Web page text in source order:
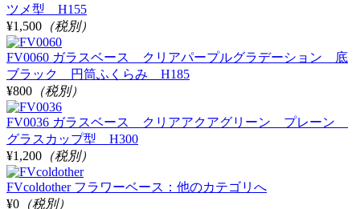
ツメ型 H155
¥1,500 （税別）
FV0060 ガラスベース クリアパープルグラデーション 底
ブラック 円筒ふくらみ H185
¥800 （税別）
FV0036 ガラスベース クリアアクアグリーン プレーン
グラスカップ型 H300
¥1,200 （税別）
FVcoldother フラワーベース：他のカテゴリへ
¥0 （税別）